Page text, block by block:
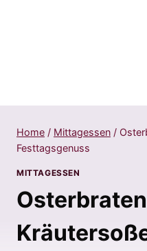
Home / Mittagessen /
Festtagsgenuss
MITTAGESSEN